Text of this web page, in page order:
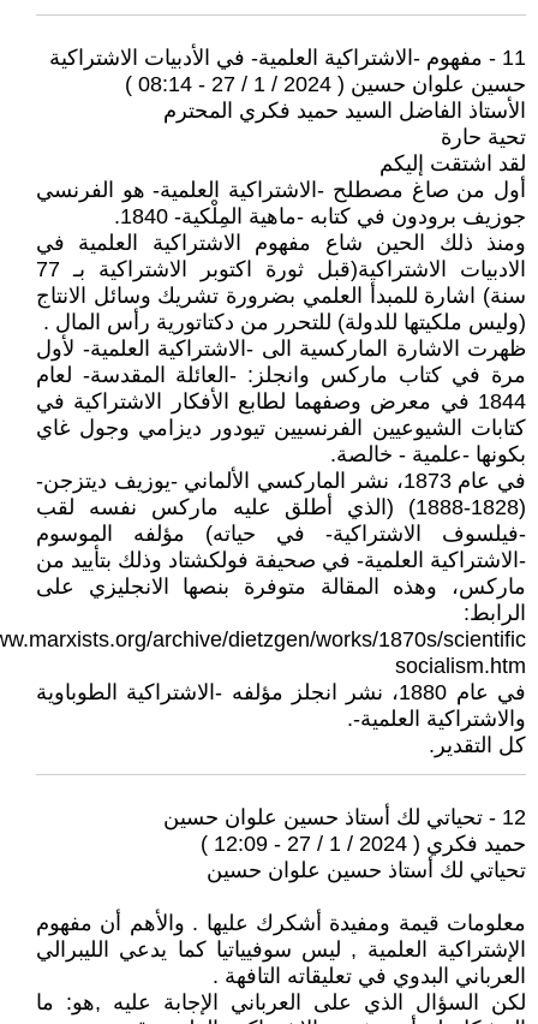
11 - مفهوم -الاشتراكية العلمية- في الأدبيات الاشتراكية
حسين علوان حسين ( 2024 / 1 / 27 - 08:14 )
الأستاذ الفاضل السيد حميد فكري المحترم
تحية حارة
لقد اشتقت إليكم
أول من صاغ مصطلح -الاشتراكية العلمية- هو الفرنسي
جوزيف برودون في كتابه -ماهية المِلْكية- 1840.
ومنذ ذلك الحين شاع مفهوم الاشتراكية العلمية في
الادبيات الاشتراكية(قبل ثورة اكتوبر الاشتراكية بـ 77
سنة) اشارة للمبدأ العلمي بضرورة تشريك وسائل الانتاج
(وليس ملكيتها للدولة) للتحرر من دكتاتورية رأس المال .
ظهرت الاشارة الماركسية الى -الاشتراكية العلمية- لأول
مرة في كتاب ماركس وانجلز: -العائلة المقدسة- لعام
1844 في معرض وصفهما لطابع الأفكار الاشتراكية في
كتابات الشيوعيين الفرنسيين تيودور ديزامي وجول غاي
بكونها -علمية - خالصة.
في عام 1873، نشر الماركسي الألماني -يوزيف ديتزجن-
(1828-1888) (الذي أطلق عليه ماركس نفسه لقب
-فيلسوف الاشتراكية- في حياته) مؤلفه الموسوم
-الاشتراكية العلمية- في صحيفة فولكشتاد وذلك بتأييد من
ماركس، وهذه المقالة متوفرة بنصها الانجليزي على
الرابط:
archive/dietzgen/works/1870s/scientific-
socialism.htm
في عام 1880، نشر انجلز مؤلفه -الاشتراكية الطوباوية
والاشتراكية العلمية-.
كل التقدير.
12 - تحياتي لك أستاذ حسين علوان حسين
حميد فكري ( 2024 / 1 / 27 - 12:09 )
تحياتي لك أستاذ حسين علوان حسين
معلومات قيمة ومفيدة أشكرك عليها . والأهم أن مفهوم
الإشتراكية العلمية , ليس سوفيياتيا كما يدعي الليبرالي
العرباني البدوي في تعليقاته التافهة .
لكن السؤال الذي على العرباني الإجابة عليه ,هو: ما